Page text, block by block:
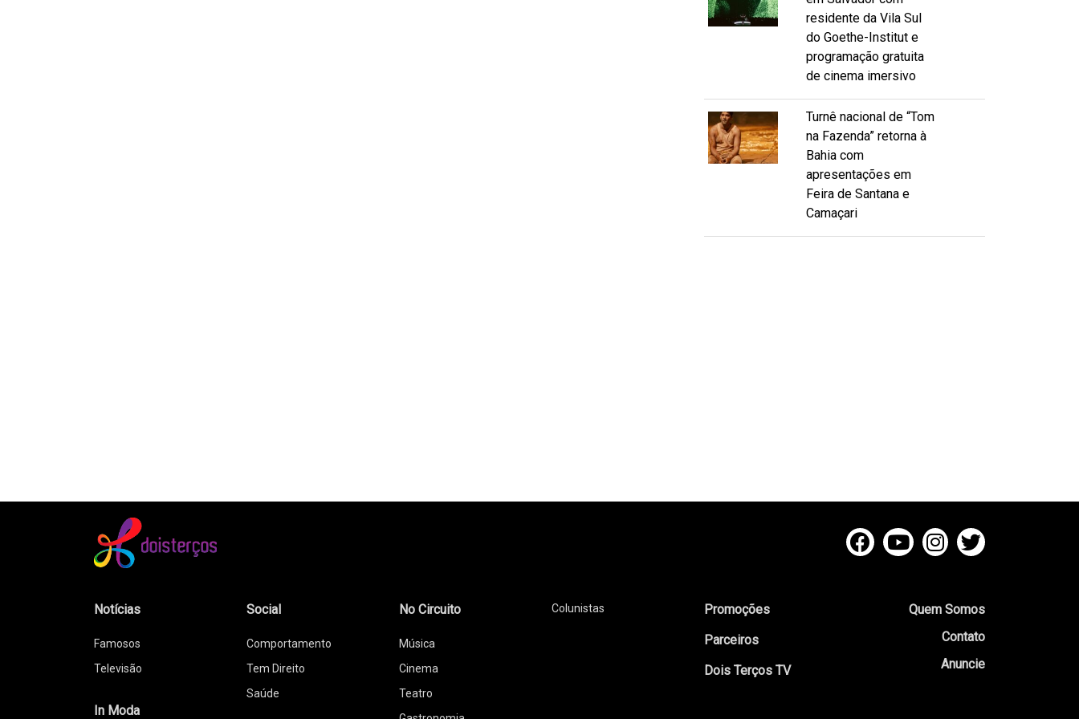
residente da Vila Sul
do Goethe-Institut e
programação gratuita
de cinema imersivo
Turnê nacional de “Tom
na Fazenda” retorna à
Bahia com
apresentações em
Feira de Santana e
Camaçari
Notícias
Famosos
Televisão
In Moda
Social
Comportamento
Tem Direito
Saúde
No Circuito
Música
Cinema
Teatro
Colunistas
Promoções
Parceiros
Dois Terços TV
Quem Somos
Contato
Anuncie